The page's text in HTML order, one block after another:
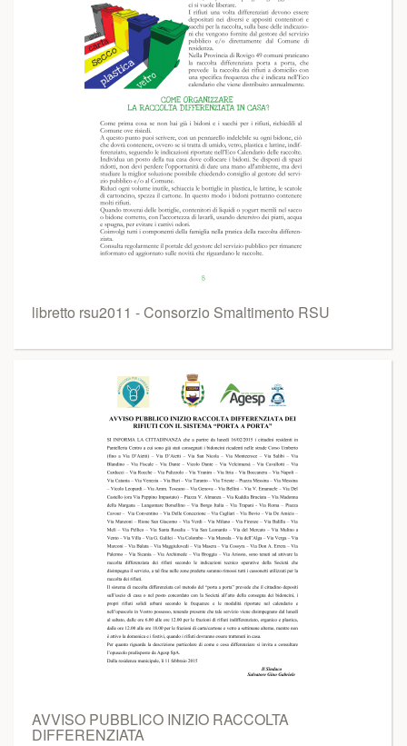
libretto rsu2011 - Consorzio Smaltimento RSU
AVVISO PUBBLICO INIZIO RACCOLTA
DIFFERENZIATA